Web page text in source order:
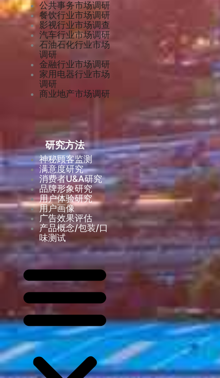
公共事务市场调研
餐饮行业市场调研
影视行业市场调查
汽车行业市场调研
石油石化行业市场
调研
金融行业市场调研
家用电器行业市场
调研
商业地产市场调研
研究方法
神秘顾客监测
满意度研究
消费者U&A研究
品牌形象研究
用户体验研究
用户画像
广告效果评估
产品概念/包装/口
味测试